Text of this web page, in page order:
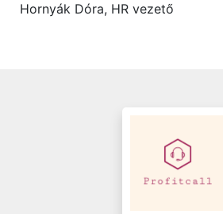
Hornyák Dóra, HR vezető